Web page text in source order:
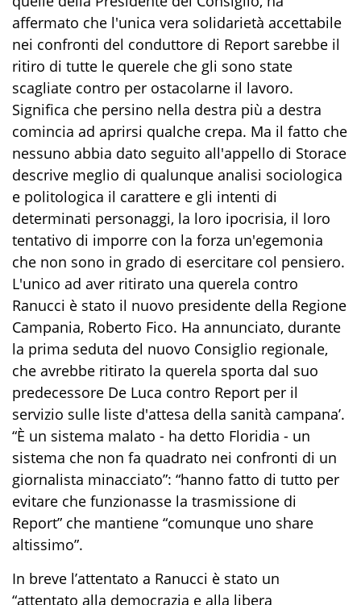
affermato che l'unica vera solidarietà accettabile
nei confronti del conduttore di Report sarebbe il
ritiro di tutte le querele che gli sono state
scagliate contro per ostacolarne il lavoro.
Significa che persino nella destra più a destra
comincia ad aprirsi qualche crepa. Ma il fatto che
nessuno abbia dato seguito all'appello di Storace
descrive meglio di qualunque analisi sociologica
e politologica il carattere e gli intenti di
determinati personaggi, la loro ipocrisia, il loro
tentativo di imporre con la forza un'egemonia
che non sono in grado di esercitare col pensiero.
L'unico ad aver ritirato una querela contro
Ranucci è stato il nuovo presidente della Regione
Campania, Roberto Fico. Ha annunciato, durante
la prima seduta del nuovo Consiglio regionale,
che avrebbe ritirato la querela sporta dal suo
predecessore De Luca contro Report per il
servizio sulle liste d'attesa della sanità campana’.
“È un sistema malato - ha detto Floridia - un
sistema che non fa quadrato nei confronti di un
giornalista minacciato”: “hanno fatto di tutto per
evitare che funzionasse la trasmissione di
Report” che mantiene “comunque uno share
altissimo”.
In breve l’attentato a Ranucci è stato un
“attentato alla democrazia e alla libera